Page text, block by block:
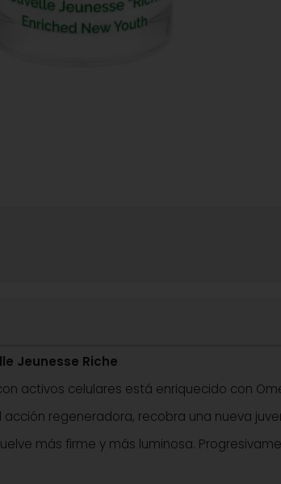
Jeunesse Riche
activos celulares está enriquecido con
regeneradora, recobra una nueva
más firme y más luminosa.